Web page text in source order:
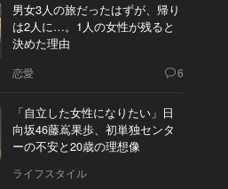
男女3人の旅だったはずが、帰り
は2人に…。1人の女性が残ると
決めた理由
恋愛 6
「自立した女性になりたい」日
向坂46藤嶌果歩、初単独センタ
ーの不安と20歳の理想像
ライフスタイル